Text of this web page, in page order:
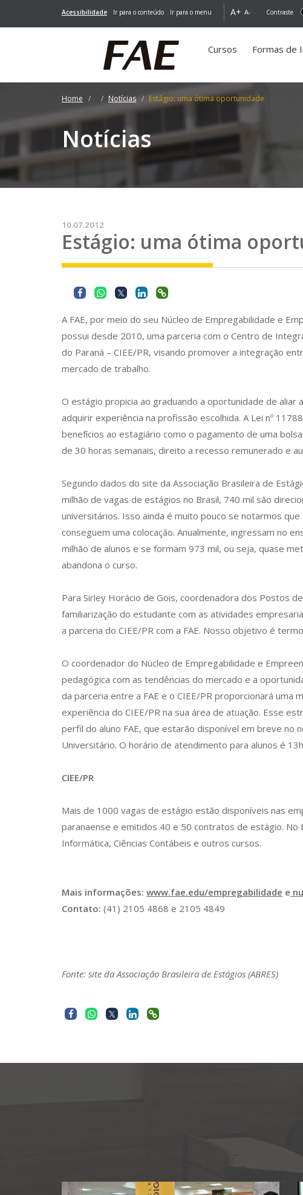
Acessibilidade Ir para o conteúdo Ir para o menu A+ A- Contraste
Cursos Formas de
Home Notícias Estágio: uma ótima oportunidade
Notícias
10.07.2012
Estágio: uma ótima
A FAE, por meio do seu Núcleo de Empregabilidade e
possui desde 2010, uma parceria com o Centro de
do Paraná – CIEE/PR, visando promover a integração
mercado de trabalho.
O estágio propicia ao graduando a oportunidade de aliar
adquirir experiência na profissão escolhida. A Lei nº
benefícios ao estagiário como o pagamento de uma
de 30 horas semanais, direito a recesso remunerado e
Segundo dados do site da Associação Brasileira de
milhão de vagas de estágios no Brasil, 740 mil são
universitários. Isso ainda é muito pouco se notarmos
conseguem uma colocação. Anualmente, ingressam no
milhão de alunos e se formam 973 mil, ou seja, quase
abandona o curso.
Para Sirley Horácio de Gois, coordenadora dos Postos
familiarização do estudante com as atividades
a parceria do CIEE/PR com a FAE. Nosso objetivo é
O coordenador do Núcleo de Empregabilidade e
pedagógica com as tendências do mercado e a
da parceria entre a FAE e o CIEE/PR proporcionará
experiência do CIEE/PR na sua área de atuação. Esse
perfil do aluno FAE, que estarão disponível em breve no
Universitário. O horário de atendimento para alunos é
CIEE/PR
Mais de 1000 vagas de estágio estão disponíveis nas
paranaense e emitidos 40 e 50 contratos de estágio.
Informática, Ciências Contábeis e outros cursos.
Mais informações: www.fae.edu/empregabilidade e
Contato: (41) 2105 4868 e 2105 4849
Fonte: site da Associação Brasileira de Estágios (ABRES)